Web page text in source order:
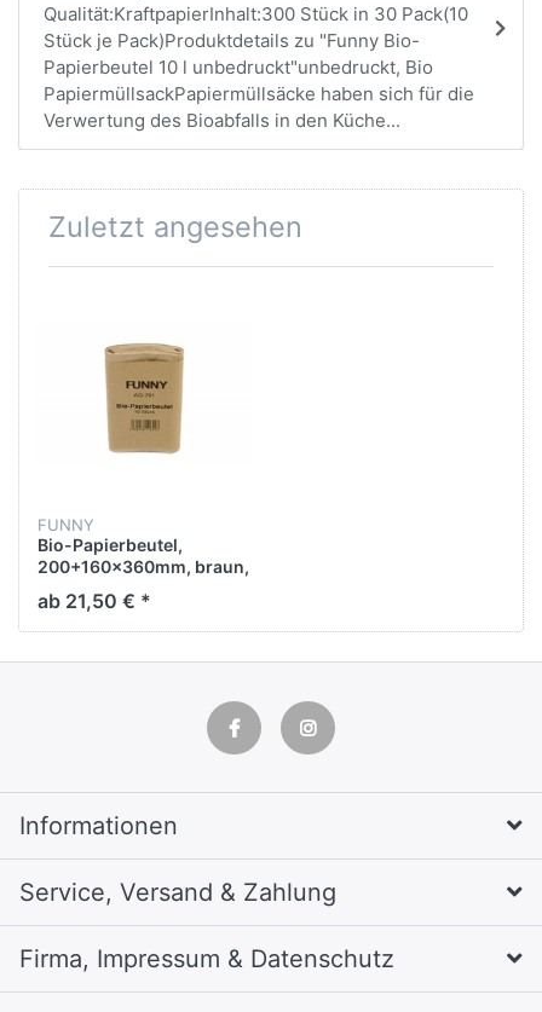
Qualität:KraftpapierInhalt:300 Stück in 30 Pack(10
Stück je Pack)Produktdetails zu "Funny Bio-
Papierbeutel 10 l unbedruckt"unbedruckt, Bio
PapiermüllsackPapiermüllsäcke haben sich für die
Verwertung des Bioabfalls in den Küche...
Zuletzt angesehen
FUNNY
Bio-Papierbeutel,
200+160x360mm, braun,
30 x 10 Stück
ab 21,50 € *
Informationen
Service, Versand & Zahlung
Firma, Impressum & Datenschutz